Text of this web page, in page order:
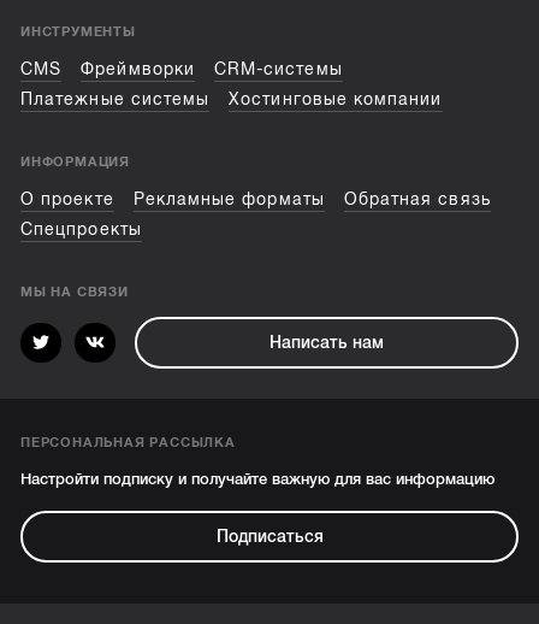
ИНСТРУМЕНТЫ
CMS Фреймворки
CRM-системы
Платежные системы
Хостинговые компании
ИНФОРМАЦИЯ
О проекте Рекламные форматы
Обратная связь
Спецпроекты
МЫ НА СВЯЗИ
Написать нам
ПЕРСОНАЛЬНАЯ РАССЫЛКА
Настройти подписку и получайте важную для вас информацию
Подписаться